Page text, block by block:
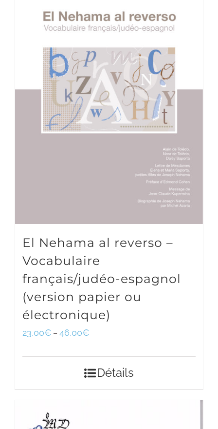
El Nehama al reverso –
Vocabulaire
français/judéo-espagnol
(version papier ou
électronique)
23,00€ – 46,00€
Détails